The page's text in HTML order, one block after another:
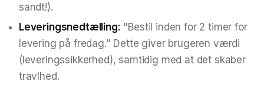
sandt!).
Leveringsnedtælling: "Bestil inden for 2 timer for
levering på fredag." Dette giver brugeren værdi
(leveringssikkerhed), samtidig med at det skaber
travlhed.